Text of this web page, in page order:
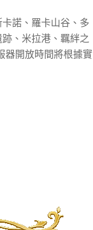
諾、羅卡山谷、多
、米拉港、羈絆之
器開放時間將根據實